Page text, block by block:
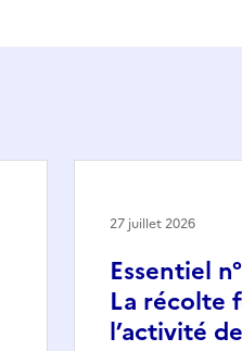
Essentiel
La récolte
l’activité
27 juillet 2026